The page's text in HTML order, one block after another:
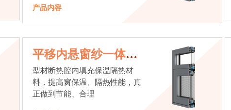
产品内容
平移内悬窗纱一体系
统
型材断热腔内填充保温隔热材
料，提高窗保温、隔热性能，真
正做到节能、合理